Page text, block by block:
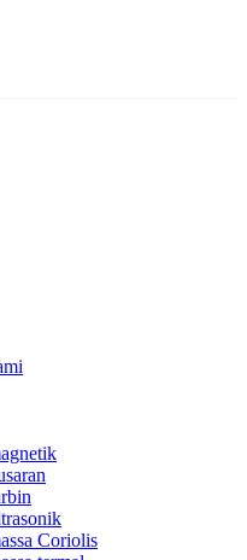
Coriolis